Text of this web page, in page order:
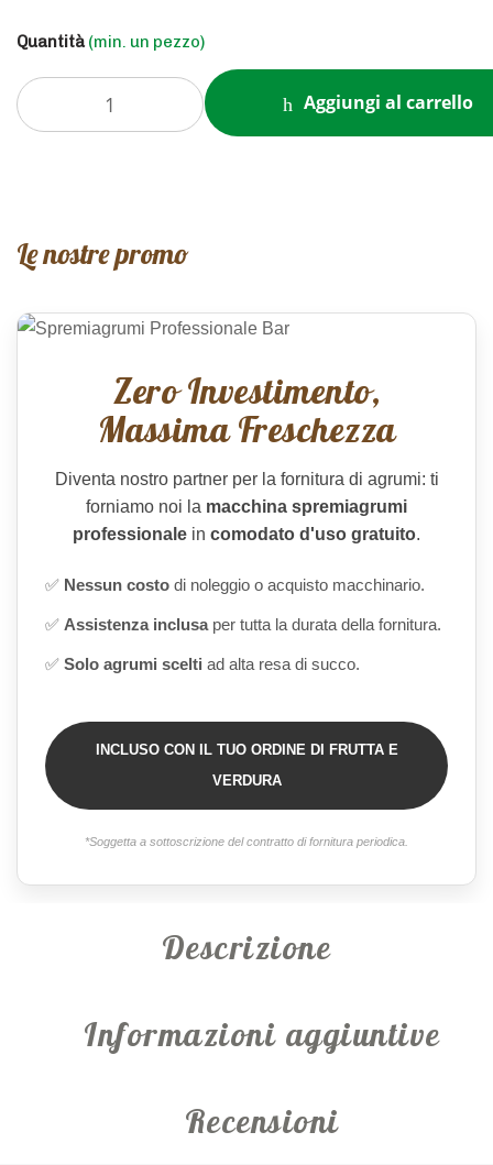
Quantità(min. un pezzo)
Aggiungi al carrello
Le nostre promo
Zero Investimento,
Massima Freschezza
Diventa nostro partner per la fornitura di agrumi: ti
forniamo noi la macchina spremiagrumi
professionale in comodato d'uso gratuito.
✅ Nessun costo di noleggio o acquisto macchinario.
✅ Assistenza inclusaper tutta la durata della fornitura.
✅ Solo agrumi scelti ad alta resa di succo.
INCLUSO CON IL TUO ORDINE DI FRUTTA E
VERDURA
*Soggetta a sottoscrizione del contratto di fornitura periodica.
Descrizione
Informazioni aggiuntive
Recensioni